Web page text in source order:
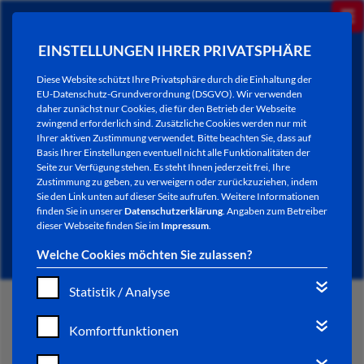
EINSTELLUNGEN IHRER PRIVATSPHÄRE
Diese Website schützt Ihre Privatsphäre durch die Einhaltung der
EU-Datenschutz-Grundverordnung (DSGVO). Wir verwenden
daher zunächst nur Cookies, die für den Betrieb der Webseite
zwingend erforderlich sind. Zusätzliche Cookies werden nur mit
Ihrer aktiven Zustimmung verwendet. Bitte beachten Sie, dass auf
Basis Ihrer Einstellungen eventuell nicht alle Funktionalitäten der
Seite zur Verfügung stehen. Es steht Ihnen jederzeit frei, Ihre
Zustimmung zu geben, zu verweigern oder zurückzuziehen, indem
Sie den Link unten auf dieser Seite aufrufen. Weitere Informationen
finden Sie in unsererDatenschutzerklärung. Angaben zum Betreiber
dieser Webseite finden Sie im Impressum.
Welche Cookies möchten Sie zulassen?
Statistik / Analyse
Komfortfunktionen
NEWSLETTER / CITY LETTER
START